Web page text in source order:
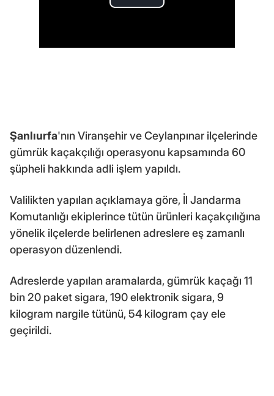
Şanlıurfa'nın Viranşehir ve Ceylanpınar ilçelerinde
gümrük kaçakçılığı operasyonu kapsamında 60
şüpheli hakkında adli işlem yapıldı.
Valilikten yapılan açıklamaya göre, İl Jandarma
Komutanlığı ekiplerince tütün ürünleri kaçakçılığına
yönelik ilçelerde belirlenen adreslere eş zamanlı
operasyon düzenlendi.
Adreslerde yapılan aramalarda, gümrük kaçağı 11
bin 20 paket sigara, 190 elektronik sigara, 9
kilogram nargile tütünü, 54 kilogram çay ele
geçirildi.